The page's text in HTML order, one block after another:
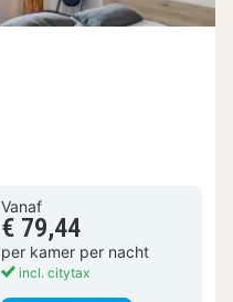
Vanaf
€ 79,44
per kamer per nacht
incl. citytax